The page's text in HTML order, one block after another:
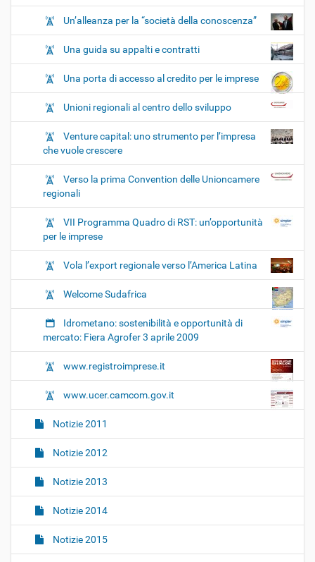
Un’alleanza per la “società della conoscenza”
Una guida su appalti e contratti
Una porta di accesso al credito per le imprese
Unioni regionali al centro dello sviluppo
Venture capital: uno strumento per l’impresa
che vuole crescere
Verso la prima Convention delle Unioncamere
regionali
VII Programma Quadro di RST: un’opportunità
per le imprese
Vola l’export regionale verso l’America Latina
Welcome Sudafrica
Idrometano: sostenibilità e opportunità di
mercato: Fiera Agrofer 3 aprile 2009
www.registroimprese.it
www.ucer.camcom.gov.it
Notizie 2011
Notizie 2012
Notizie 2013
Notizie 2014
Notizie 2015